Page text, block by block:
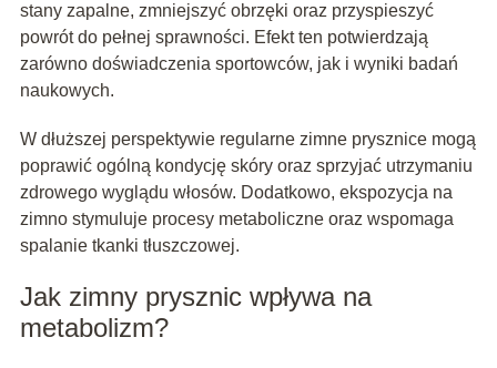
stany zapalne, zmniejszyć obrzęki oraz przyspieszyć
powrót do pełnej sprawności. Efekt ten potwierdzają
zarówno doświadczenia sportowców, jak i wyniki badań
naukowych.
W dłuższej perspektywie regularne zimne prysznice mogą
poprawić ogólną kondycję skóry oraz sprzyjać utrzymaniu
zdrowego wyglądu włosów. Dodatkowo, ekspozycja na
zimno stymuluje procesy metaboliczne oraz wspomaga
spalanie tkanki tłuszczowej.
Jak zimny prysznic wpływa na
metabolizm?